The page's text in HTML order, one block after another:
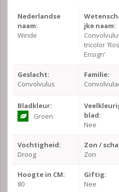
Nederlandse
naam:
Winde
jke naam:
tricolor
Ensign'
Geslacht:
Convolvulus
Familie:
Bladkleur:
Groen
blad:
Nee
Vochtigheid:
Droog
Zon /
Zon
Hoogte in CM:
80
Giftig:
Nee